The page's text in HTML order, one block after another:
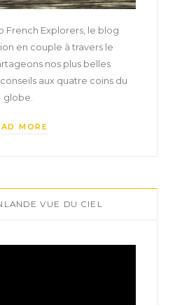
French Explorers, le blog
en couple à travers le
nos plus belles
aux quatre coins du
globe.
MORE
VUE DU CIEL